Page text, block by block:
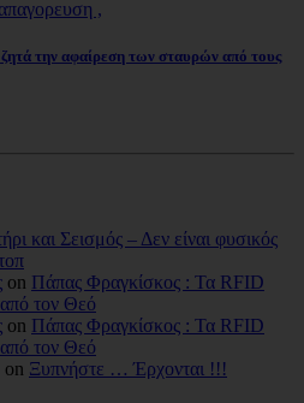
την αφαίρεση των σταυρών από τους
και Σεισμός – Δεν είναι φυσικός
on Πάπας Φραγκίσκος : Τα RFID
από τον Θεό
on Πάπας Φραγκίσκος : Τα RFID
από τον Θεό
Ξυπνήστε … Έρχονται !!!